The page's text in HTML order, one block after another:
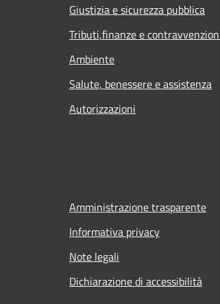
Giustizia e sicurezza pubblica
Tributi,finanze e
Ambiente
Salute, benessere e assistenza
Autorizzazioni
Amministrazione trasparente
Informativa privacy
Note legali
Dichiarazione di accessibilità